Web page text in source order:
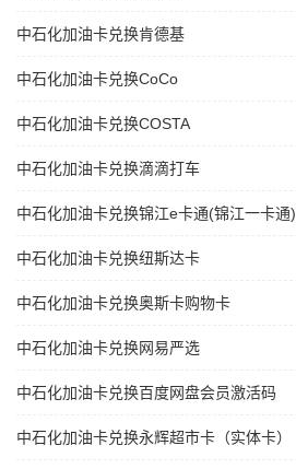
中石化加油卡兑换肯德基
中石化加油卡兑换CoCo
中石化加油卡兑换COSTA
中石化加油卡兑换滴滴打车
中石化加油卡兑换锦江e卡通(锦江一卡通)
中石化加油卡兑换纽斯达卡
中石化加油卡兑换奥斯卡购物卡
中石化加油卡兑换网易严选
中石化加油卡兑换百度网盘会员激活码
中石化加油卡兑换永辉超市卡（实体卡）